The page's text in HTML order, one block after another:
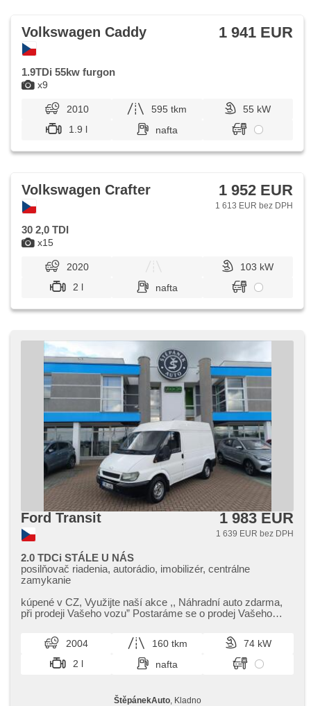
x9
Volkswagen Caddy 1 941 EUR
1.9TDi 55kw furgon
2010 595 tkm
55 kW
1.9 l
nafta
x15
Volkswagen Crafter 1 952 EUR
1 613 EUR bez DPH
30 2,0 TDI
2020
103 kW
2 l
nafta
Ford Transit 1 983 EUR
1 639 EUR bez DPH
2.0 TDCi STÁLE U NÁS
posilňovač riadenia, autorádio, imobilizér, centrálne
zamykanie
kúpené v CZ,​ Využijte naší akce ,​,​ Náhradní auto zdarma,​
při prodeji Vašeho vozu” Postaráme se o prodej Vašeho
2004 160 tkm
74 kW
2 l
nafta
ŠtěpánekAuto, Kladno